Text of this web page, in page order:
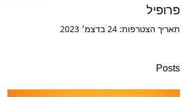
פרופיל
תאריך הצטרפות: 24 בדצמ׳ 2023
Posts